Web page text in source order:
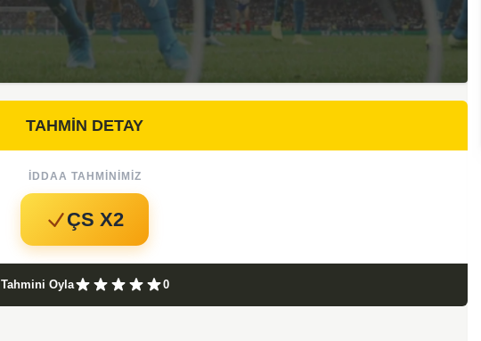
TAHMİN DETAY
İDDAA TAHMINIMIZ
ÇS X2
Tahmini Oyla 0